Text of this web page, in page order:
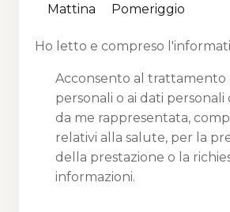
Mattina Pomeriggio
Ho letto e compreso
Acconsento al trattamento
personali o ai dati personali
da me rappresentata,
relativi alla salute, per la
della prestazione o la
informazioni.